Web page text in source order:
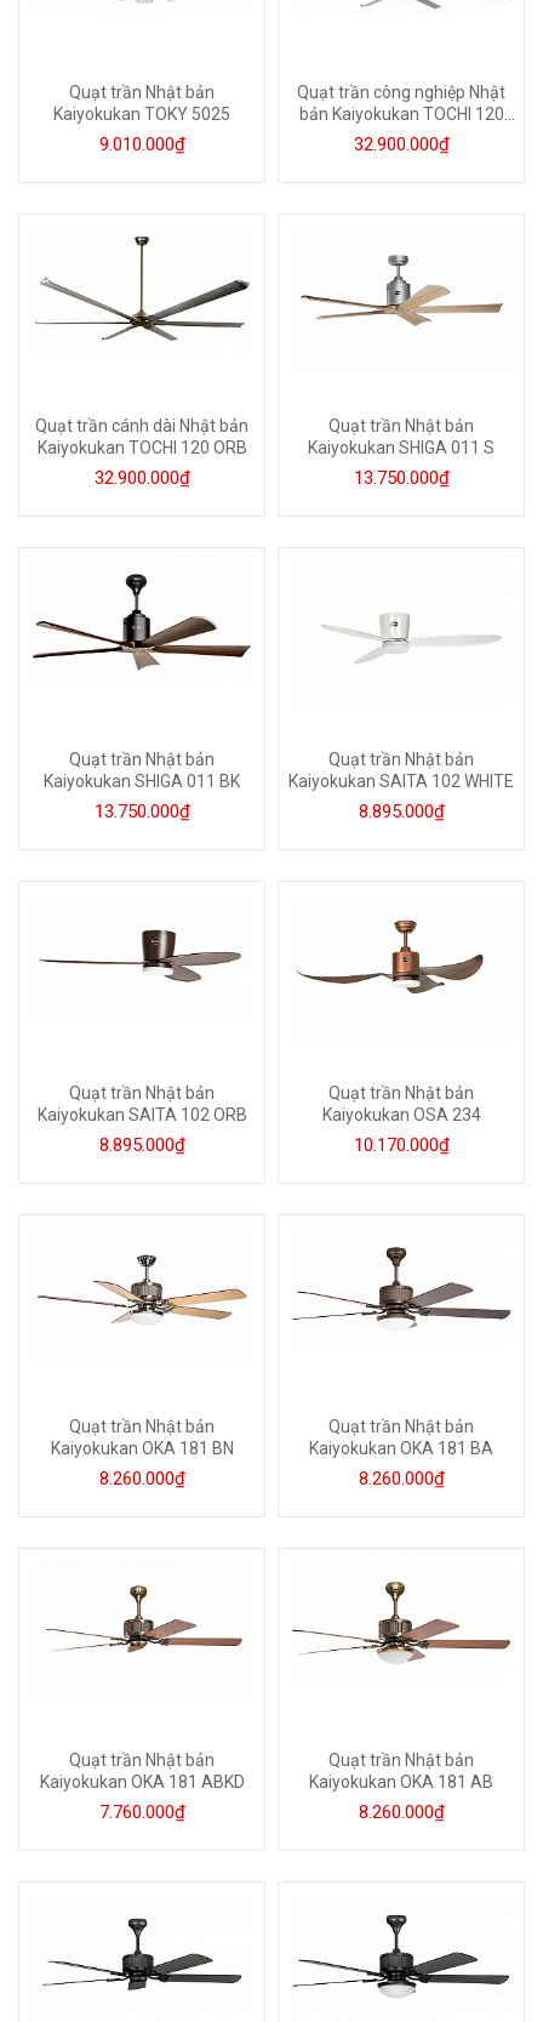
Quạt trần Nhật bản
Kaiyokukan TOKY 5025
9.010.000₫
Quạt trần công nghiệp Nhật
bản Kaiyokukan TOCHI 120
SILVER
32.900.000₫
Quạt trần cánh dài Nhật bản
Kaiyokukan TOCHI 120 ORB
32.900.000₫
Quạt trần Nhật bản
Kaiyokukan SHIGA 011 S
13.750.000₫
Quạt trần Nhật bản
Kaiyokukan SHIGA 011 BK
13.750.000₫
Quạt trần Nhật bản
Kaiyokukan SAITA 102 WHITE
8.895.000₫
Quạt trần Nhật bản
Kaiyokukan SAITA 102 ORB
8.895.000₫
Quạt trần Nhật bản
Kaiyokukan OSA 234
10.170.000₫
Quạt trần Nhật bản
Kaiyokukan OKA 181 BN
8.260.000₫
Quạt trần Nhật bản
Kaiyokukan OKA 181 BA
8.260.000₫
Quạt trần Nhật bản
Kaiyokukan OKA 181 ABKD
7.760.000₫
Quạt trần Nhật bản
Kaiyokukan OKA 181 AB
8.260.000₫